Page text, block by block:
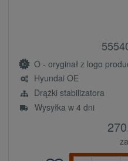
O - oryginał z logo
Hyundai OE
Drążki stabilizatora
Wysyłka w 4 dni